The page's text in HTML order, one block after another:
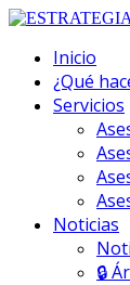
Inicio
¿Qué
Servicios
Noticias
🔒